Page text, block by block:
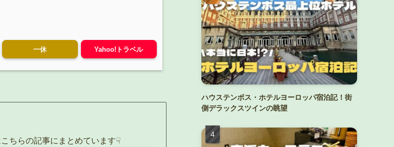
一休 Yahoo!トラベル
ちらの記事にまとめています☟
ハウステンボス・ホテルヨーロッパ宿泊記！街
側デラックスツインの眺望